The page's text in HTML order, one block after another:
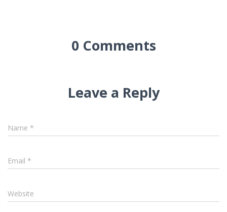
0 Comments
Leave a Reply
Name *
Email *
Website